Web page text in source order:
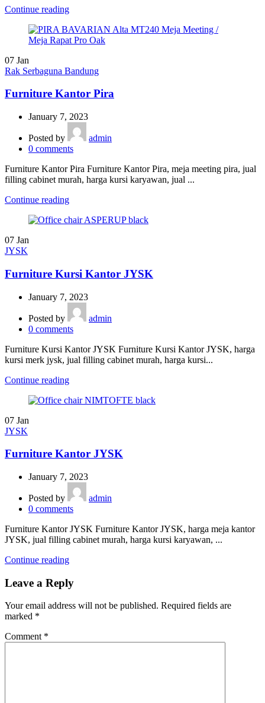
Continue reading
07 Jan
Rak Serbaguna Bandung
Furniture Kantor Pira
January 7, 2023
Posted by
admin
0 comments
Furniture Kantor Pira Furniture Kantor Pira, meja meeting pira, jual
filling cabinet murah, harga kursi karyawan, jual ...
Continue reading
07 Jan
JYSK
Furniture Kursi Kantor JYSK
January 7, 2023
Posted by
admin
0 comments
Furniture Kursi Kantor JYSK Furniture Kursi Kantor JYSK, harga
kursi merk jysk, jual filling cabinet murah, harga kursi...
Continue reading
07 Jan
JYSK
Furniture Kantor JYSK
January 7, 2023
Posted by
admin
0 comments
Furniture Kantor JYSK Furniture Kantor JYSK, harga meja kantor
JYSK, jual filling cabinet murah, harga kursi karyawan, ...
Continue reading
Leave a Reply
Your email address will not be published. Required fields are
marked *
Comment *